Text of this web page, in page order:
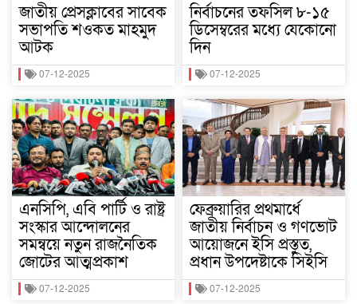
জাতীয় প্রেসক্লাবের সাবেক
সভাপতি শওকত মাহমুদ
আটক
07-12-2025
এনসিপি, এবি পার্টি ও রাষ্ট্র
সংস্কার আন্দোলনের
সমন্বয়ে নতুন রাজনৈতিক
জোটের আত্মপ্রকাশ
07-12-2025
নির্বাচনের তফসিল ৮-১৫
ডিসেম্বরের মধ্যে যেকোনো
দিন
07-12-2025
ফেব্রুয়ারির প্রথমার্ধে
জাতীয় নির্বাচন ও গণভোট
আয়োজনে ইসি প্রস্তুত,
প্রধান উপদেষ্টাকে সিইসি
07-12-2025